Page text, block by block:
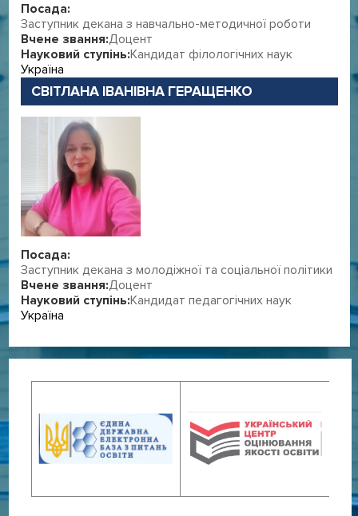
Посада:
Заступник декана з навчально-методичної роботи
Вчене звання:Доцент
Науковий ступінь:Кандидат філологічних наук
Україна
СВІТЛАНА ІВАНІВНА ГЕРАЩЕНКО
Посада:
Заступник декана з молодіжної та соціальної політики
Вчене звання:Доцент
Науковий ступінь:Кандидат педагогічних наук
Україна